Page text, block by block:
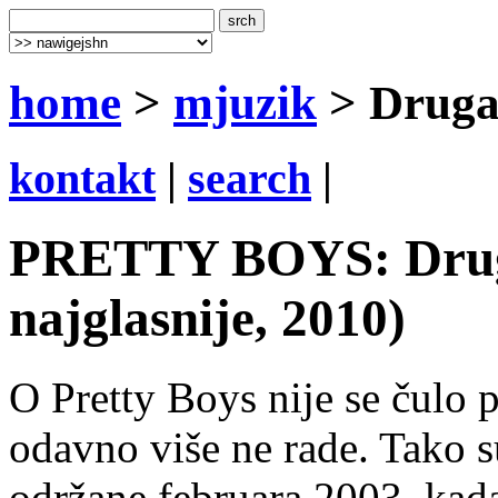
home > mjuzik >
kontakt| search |
PRETTY BOYS:
najglasnije, 2010)
O Pretty Boys nije se čulo
odavno više ne rade. Tako